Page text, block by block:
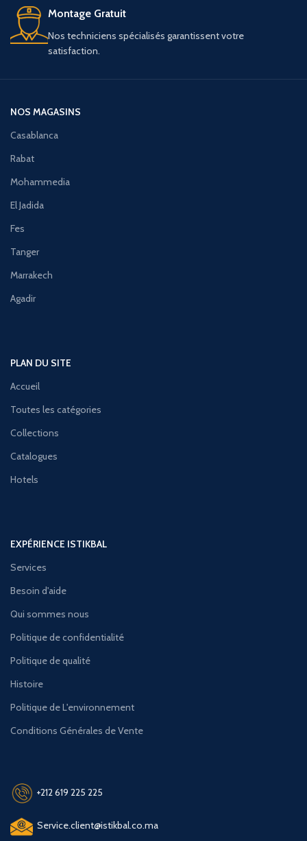
Montage Gratuit
Nos techniciens spécialisés garantissent votre
satisfaction.
NOS MAGASINS
Casablanca
Rabat
Mohammedia
El Jadida
Fes
Tanger
Marrakech
Agadir
PLAN DU SITE
Accueil
Toutes les catégories
Collections
Catalogues
Hotels
EXPÉRIENCE ISTIKBAL
Services
Besoin d'aide
Qui sommes nous
Politique de confidentialité
Politique de qualité
Histoire
Politique de L'environnement
Conditions Générales de Vente
+212 619 225 225
Service.client@istikbal.co.ma